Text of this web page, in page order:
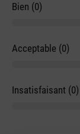
Bien (0)
Acceptable (0)
Insatisfaisant (0)